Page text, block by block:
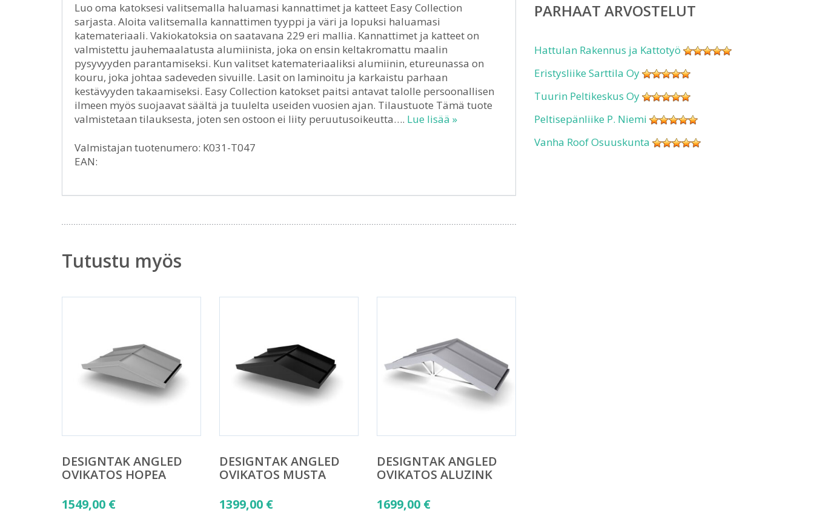
Luo oma katoksesi valitsemalla haluamasi kannattimet ja katteet Easy Collection
sarjasta. Aloita valitsemalla kannattimen tyyppi ja väri ja lopuksi haluamasi
katemateriaali. Vakiokatoksia on saatavana 229 eri mallia. Kannattimet ja katteet on
valmistettu jauhemaalatusta alumiinista, joka on ensin keltakromattu maalin
pysyvyyden parantamiseksi. Kun valitset katemateriaaliksi alumiinin, etureunassa on
kouru, joka johtaa sadeveden sivuille. Lasit on laminoitu ja karkaistu parhaan
kestävyyden takaamiseksi. Easy Collection katokset paitsi antavat talolle persoonallisen
ilmeen myös suojaavat säältä ja tuulelta useiden vuosien ajan. Tilaustuote Tämä tuote
valmistetaan tilauksesta, joten sen ostoon ei liity peruutusoikeutta…. Lue lisää »
Valmistajan tuotenumero: K031-T047
EAN:
Tutustu myös
DESIGNTAK ANGLED
OVIKATOS HOPEA
1549,00 €
DESIGNTAK ANGLED
OVIKATOS MUSTA
1399,00 €
DESIGNTAK ANGLED
OVIKATOS ALUZINK
1699,00 €
PARHAAT ARVOSTELUT
Hattulan Rakennus ja Kattotyö
Eristysliike Sarttila Oy
Tuurin Peltikeskus Oy
Peltisepänliike P. Niemi
Vanha Roof Osuuskunta